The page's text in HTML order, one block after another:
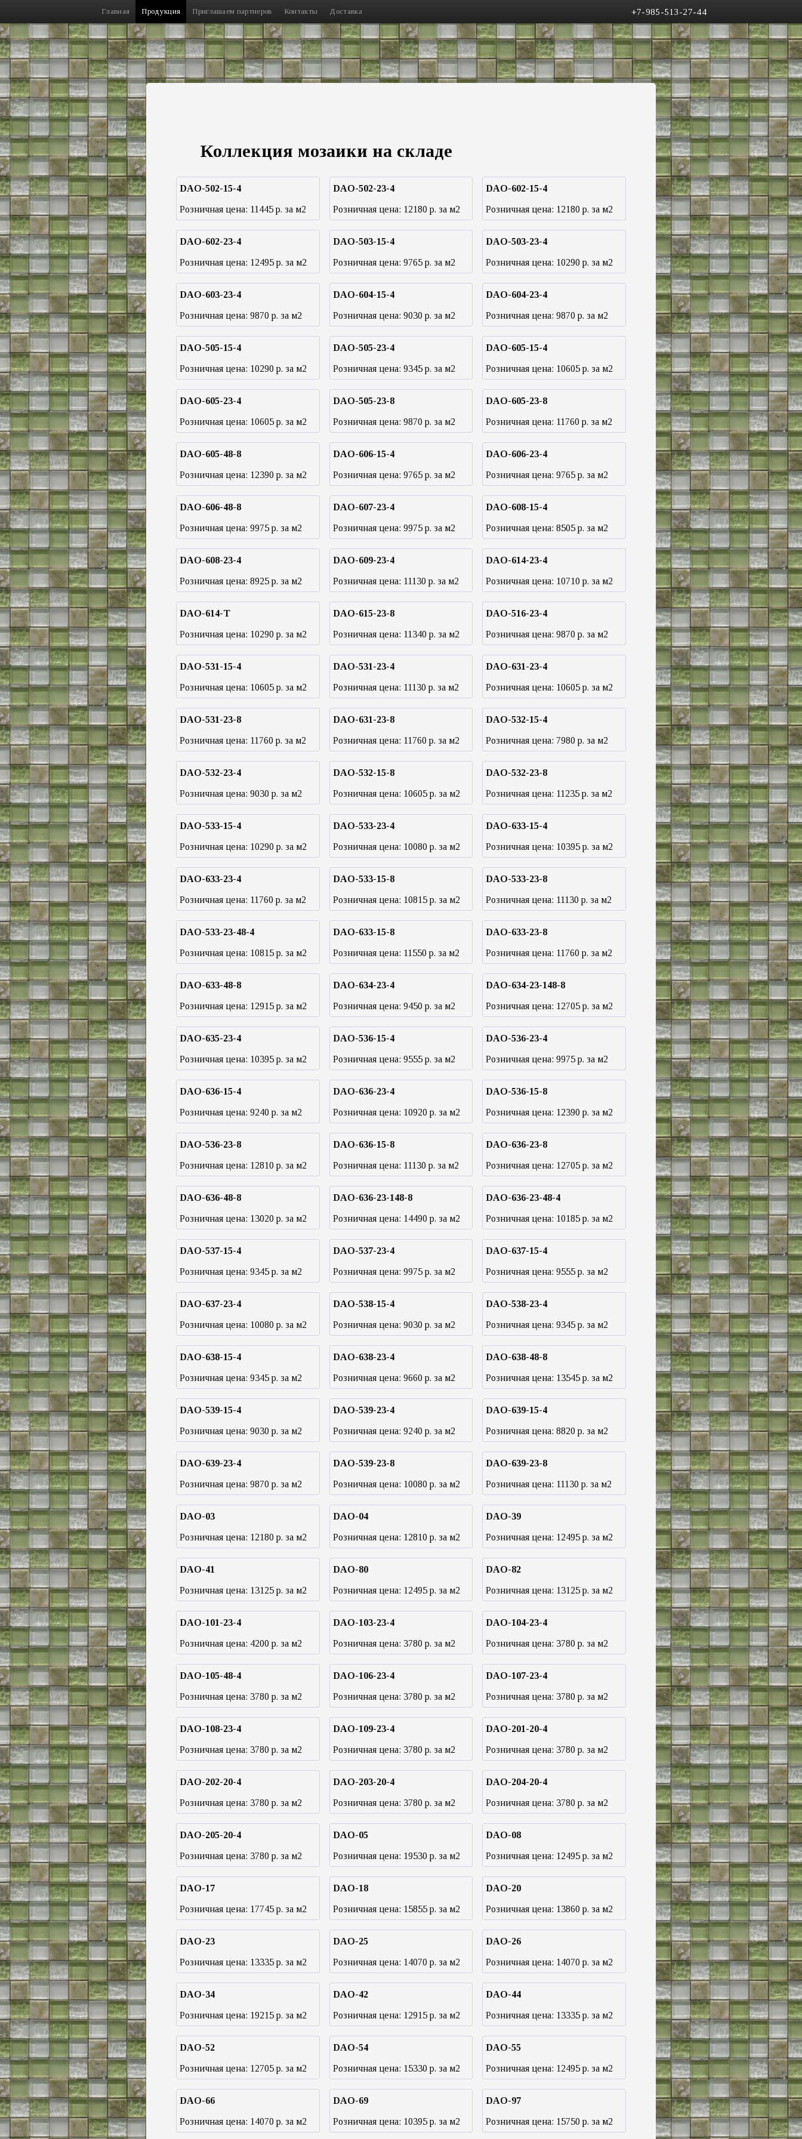
Главная Продукция Приглашаем партнеров Контакты Доставка +7-985-513-27-44
Коллекция мозаики на складе
DAO-502-15-4
Розничная цена: 11445 р. за м2
DAO-502-23-4
Розничная цена: 12180 р. за м2
DAO-602-15-4
Розничная цена: 12180 р. за м2
DAO-602-23-4
Розничная цена: 12495 р. за м2
DAO-503-15-4
Розничная цена: 9765р. за м2
DAO-503-23-4
Розничная цена: 10290 р. за м2
DAO-603-23-4
Розничная цена:9870 р. за м2
DAO-604-15-4
Розничная цена: 9030 р. за м2
DAO-604-23-4
Розничная цена:9870 р. за м2
DAO-505-15-4
Розничная цена: 10290 р. за м2
DAO-505-23-4
Розничная цена: 9345р. за м2
DAO-605-15-4
Розничная цена: 10605 р. за м2
DAO-605-23-4
Розничная цена: 10605 р. за м2
DAO-505-23-8
Розничная цена: 9870 р. за м2
DAO-605-23-8
Розничная цена: 11760 р. за м2
DAO-605-48-8
Розничная цена: 12390 р. за м2
DAO-606-15-4
Розничная цена: 9765р. за м2
DAO-606-23-4
Розничная цена:9765 р. за м2
DAO-606-48-8
Розничная цена:9975 р. за м2
DAO-607-23-4
Розничная цена: 9975р. за м2
DAO-608-15-4
Розничная цена:8505 р. за м2
DAO-608-23-4
Розничная цена:8925 р. за м2
DAO-609-23-4
Розничная цена: 11130 р. за м2
DAO-614-23-4
Розничная цена: 10710 р. за м2
DAO-614-T
Розничная цена: 10290 р. за м2
DAO-615-23-8
Розничная цена: 11340 р. за м2
DAO-516-23-4
Розничная цена:9870 р. за м2
DAO-531-15-4
Розничная цена: 10605 р. за м2
DAO-531-23-4
Розничная цена: 11130 р. за м2
DAO-631-23-4
Розничная цена: 10605 р. за м2
DAO-531-23-8
Розничная цена: 11760 р. за м2
DAO-631-23-8
Розничная цена: 11760 р. за м2
DAO-532-15-4
Розничная цена: 7980 р. за м2
DAO-532-23-4
Розничная цена:9030 р. за м2
DAO-532-15-8
Розничная цена: 10605р. за м2
DAO-532-23-8
Розничная цена: 11235 р. за м2
DAO-533-15-4
Розничная цена: 10290 р. за м2
DAO-533-23-4
Розничная цена: 10080 р. за м2
DAO-633-15-4
Розничная цена: 10395 р. за м2
DAO-633-23-4
Розничная цена: 11760 р. за м2
DAO-533-15-8
Розничная цена: 10815р. за м2
DAO-533-23-8
Розничная цена: 11130 р. за м2
DAO-533-23-48-4
Розничная цена: 10815 р. за м2
DAO-633-15-8
Розничная цена: 11550 р. за м2
DAO-633-23-8
Розничная цена: 11760 р. за м2
DAO-633-48-8
Розничная цена: 12915 р. за м2
DAO-634-23-4
Розничная цена: 9450 р. за м2
DAO-634-23-148-8
Розничная цена: 12705 р. за м2
DAO-635-23-4
Розничная цена: 10395 р. за м2
DAO-536-15-4
Розничная цена: 9555р. за м2
DAO-536-23-4
Розничная цена:9975 р. за м2
DAO-636-15-4
Розничная цена:9240 р. за м2
DAO-636-23-4
Розничная цена: 10920 р. за м2
DAO-536-15-8
Розничная цена: 12390 р. за м2
DAO-536-23-8
Розничная цена: 12810 р. за м2
DAO-636-15-8
Розничная цена: 11130 р. за м2
DAO-636-23-8
Розничная цена: 12705 р. за м2
DAO-636-48-8
Розничная цена: 13020 р. за м2
DAO-636-23-148-8
Розничная цена: 14490 р. за м2
DAO-636-23-48-4
Розничная цена: 10185 р. за м2
DAO-537-15-4
Розничная цена:9345 р. за м2
DAO-537-23-4
Розничная цена: 9975р. за м2
DAO-637-15-4
Розничная цена:9555 р. за м2
DAO-637-23-4
Розничная цена: 10080 р. за м2
DAO-538-15-4
Розничная цена: 9030 р. за м2
DAO-538-23-4
Розничная цена:9345 р. за м2
DAO-638-15-4
Розничная цена:9345 р. за м2
DAO-638-23-4
Розничная цена: 9660 р. за м2
DAO-638-48-8
Розничная цена: 13545 р. за м2
DAO-539-15-4
Розничная цена:9030 р. за м2
DAO-539-23-4
Розничная цена: 9240 р. за м2
DAO-639-15-4
Розничная цена:8820 р. за м2
DAO-639-23-4
Розничная цена:9870 р. за м2
DAO-539-23-8
Розничная цена: 10080 р. за м2
DAO-639-23-8
Розничная цена: 11130 р. за м2
DAO-03
Розничная цена: 12180 р. за м2
DAO-04
Розничная цена: 12810 р. за м2
DAO-39
Розничная цена: 12495 р. за м2
DAO-41
Розничная цена: 13125 р. за м2
DAO-80
Розничная цена: 12495р. за м2
DAO-82
Розничная цена: 13125 р. за м2
DAO-101-23-4
Розничная цена: 4200 р. за м2
DAO-103-23-4
Розничная цена: 3780 р. за м2
DAO-104-23-4
Розничная цена: 3780 р. за м2
DAO-105-48-4
Розничная цена: 3780 р. за м2
DAO-106-23-4
Розничная цена: 3780 р. за м2
DAO-107-23-4
Розничная цена: 3780 р. за м2
DAO-108-23-4
Розничная цена: 3780 р. за м2
DAO-109-23-4
Розничная цена: 3780 р. за м2
DAO-201-20-4
Розничная цена: 3780 р. за м2
DAO-202-20-4
Розничная цена: 3780 р. за м2
DAO-203-20-4
Розничная цена: 3780 р. за м2
DAO-204-20-4
Розничная цена: 3780 р. за м2
DAO-205-20-4
Розничная цена: 3780 р. за м2
DAO-05
Розничная цена: 19530 р. за м2
DAO-08
Розничная цена: 12495 р. за м2
DAO-17
Розничная цена: 17745 р. за м2
DAO-18
Розничная цена: 15855р. за м2
DAO-20
Розничная цена: 13860 р. за м2
DAO-23
Розничная цена: 13335 р. за м2
DAO-25
Розничная цена: 14070 р. за м2
DAO-26
Розничная цена: 14070 р. за м2
DAO-34
Розничная цена: 19215 р. за м2
DAO-42
Розничная цена: 12915р. за м2
DAO-44
Розничная цена: 13335 р. за м2
DAO-52
Розничная цена: 12705 р. за м2
DAO-54
Розничная цена: 15330 р. за м2
DAO-55
Розничная цена: 12495 р. за м2
DAO-66
Розничная цена: 14070 р. за м2
DAO-69
Розничная цена: 10395р. за м2
DAO-97
Розничная цена: 15750 р. за м2